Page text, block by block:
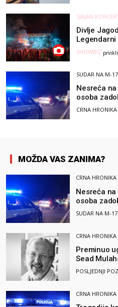
SJAJAN
Divlje
pamćenje
SHOWBIZ
SUDAR NA M-17
Nesreća
osoba
CRNA HRONIKA
MOŽDA VAS ZANIMA?
CRNA HRONIKA
Nesreća
osoba
SUDAR NA M-17
CRNA HRONIKA
Preminuo
Sead
emotivnu
POSLJEDNJI
CRNA HRONIKA